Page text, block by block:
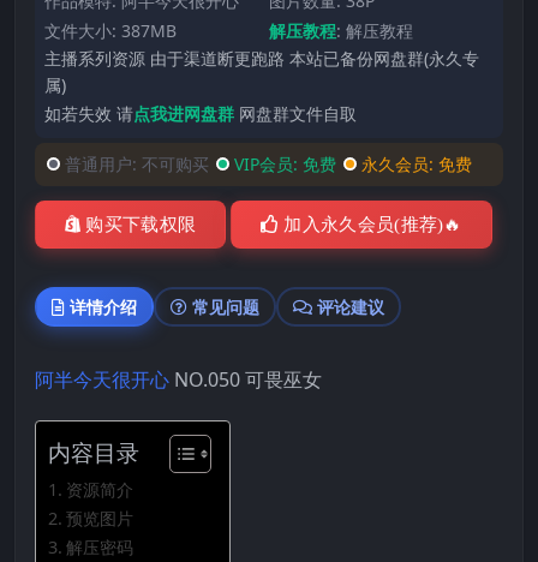
文件大小: 387MB
解压教程: 解压教程
主播系列资源 由于渠道断更跑路 本站已备份网盘群(永久专
属)
如若失效 请点我进网盘群 网盘群文件自取
普通用户: 不可购买 VIP会员: 免费 永久会员: 免费
购买下载权限 加入永久会员(推荐)🔥
详情介绍 常见问题 评论建议
阿半今天很开心 NO.050 可畏巫女
内容目录
资源简介
预览图片
解压密码